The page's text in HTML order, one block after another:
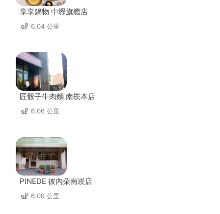
享享鍋物 中壢旗艦店
6.04 公里
匠骰子牛肉麵 南崁本店
6.06 公里
PINEDE 彼內朵南崁店
6.09 公里